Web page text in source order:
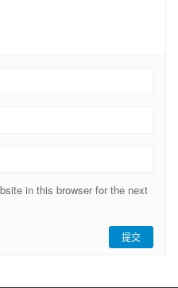
in this browser for the next
提交